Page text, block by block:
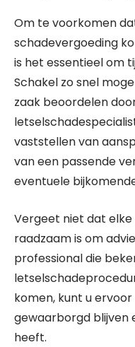
Om te voorkomen
schadevergoeding
is het essentieel om
Schakel zo snel
zaak beoordelen
vaststellen van
van een passende
eventuele
Vergeet niet dat elke
raadzaam is om
professional die
komen, kunt u
gewaarborgd blijven
heeft.